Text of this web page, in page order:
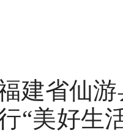
省仙游
“美好生